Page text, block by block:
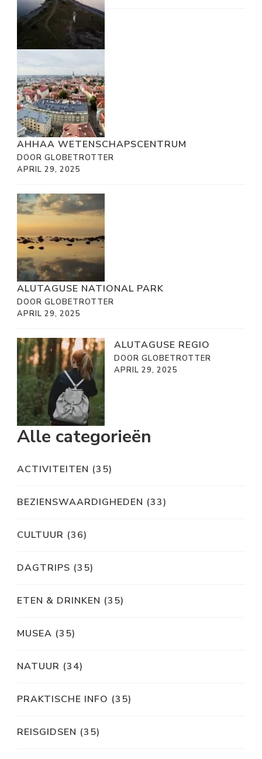
AHHAA WETENSCHAPSCENTRUM
DOOR GLOBETROTTER
APRIL 29, 2025
ALUTAGUSE NATIONAL PARK
DOOR GLOBETROTTER
APRIL 29, 2025
ALUTAGUSE REGIO
DOOR GLOBETROTTER
APRIL 29, 2025
Alle categorieën
ACTIVITEITEN (35)
BEZIENSWAARDIGHEDEN (33)
CULTUUR (36)
DAGTRIPS (35)
ETEN & DRINKEN (35)
MUSEA (35)
NATUUR (34)
PRAKTISCHE INFO (35)
REISGIDSEN (35)